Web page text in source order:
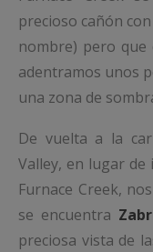
precioso cañón
nombre) pero
adentramos unos
una zona de
De vuelta a la
Valley, en lugar de
Furnace Creek,
se encuentra
preciosa vista de